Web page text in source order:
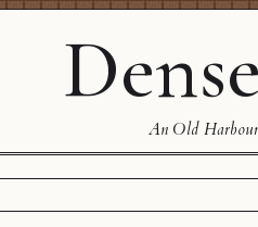
An Old